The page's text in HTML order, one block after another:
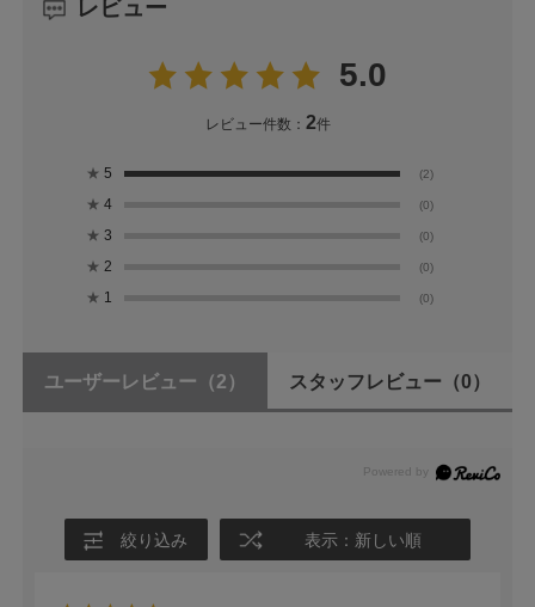
レビュー
5.0
レビュー件数： 2件
★ 5 (2)
★ 4 (0)
★ 3 (0)
★ 2 (0)
★ 1 (0)
ユーザーレビュー （2） スタッフレビュー （0）
絞り込み 表示：新しい順